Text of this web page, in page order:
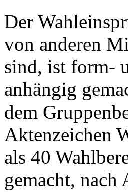
Der
von anderen
sind, ist form-
anhängig
dem
Aktenzeichen
als 40
gemacht, nach